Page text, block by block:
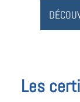
Les